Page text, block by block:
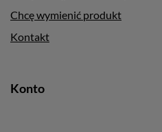
Chcę wymienić produkt
Kontakt
Konto